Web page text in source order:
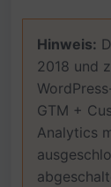
Hinweis:
2018 und
GTM +
Analytics